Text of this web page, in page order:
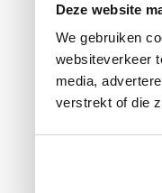
Deze website
We gebruiken
websiteverkeer
media,
verstrekt of die